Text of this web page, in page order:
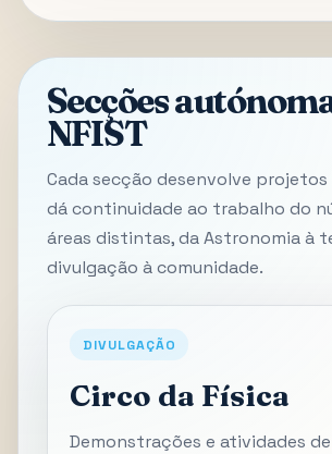
Secções
NFIST
Cada secção desenvolve
dá continuidade ao trabalho do
áreas distintas, da Astronomia à
divulgação à comunidade.
DIVULGAÇÃO
Circo da Física
Demonstrações e atividades de